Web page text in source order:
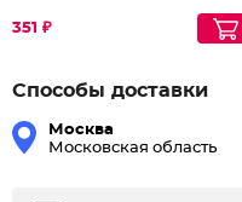
351 ₽
Способы доставки
Москва
Московская область